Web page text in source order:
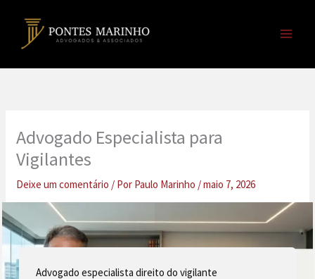
Advogado Especialista para
Vigilantes
Deixe um comentário / Por Paulo Marinho /maio 7, 2026
Advogado especialista direito do vigilante